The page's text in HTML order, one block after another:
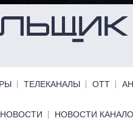
ТЕЛЕКАНАЛЫ ОТТ
НОВОСТИ НОВОСТИ